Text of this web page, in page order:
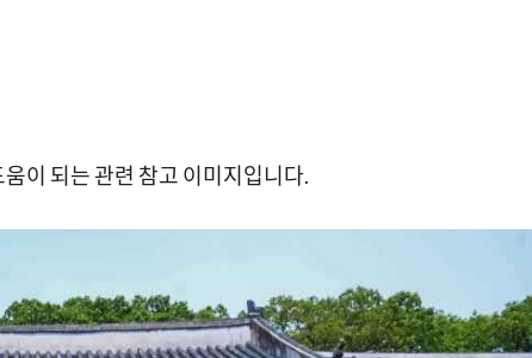
이 되는 관련 참고 이미지입니다.